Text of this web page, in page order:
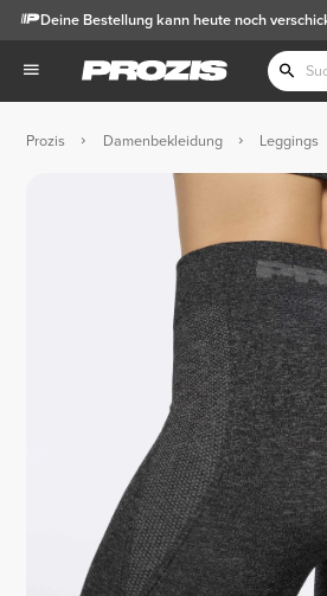
Deine Bestellung kann heute noch
Prozis Damenbekleidung Leggings